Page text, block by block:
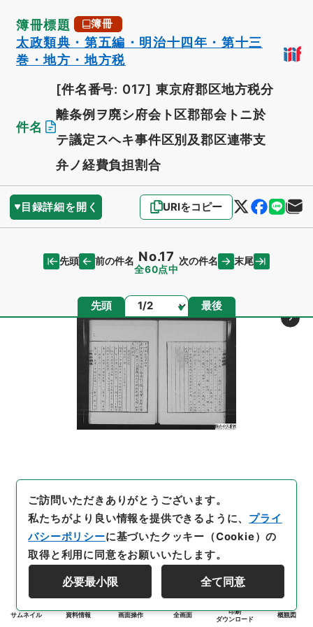
簿冊標題 簿冊
太政類典・第五編・明治十四年・第十三
巻・地方・地方税
件名
[件名番号: 017] 東京府郡区地方税分
離条例ヲ廃シ府会ト区郡部会トニ於
テ議定スヘキ事件区別及郡区連帯支
弁ノ経費負担割合
目録詳細を開く URIをコピー
先頭 前の件名 No.17
全60点中
次の件名 末尾
先頭 ページ 最後
サムネイル 資料情報 画面操作 全画面
印刷
ダウンロード
概観図
ご訪問いただきありがとうございます。
私たちがより良い情報を提供できるように、 プライ
バシーポリシーに基づいたクッキー（Cookie）の
取得と利用に同意をお願いいたします。
必要最小限 全て同意